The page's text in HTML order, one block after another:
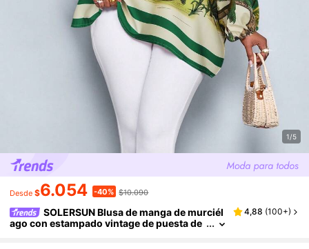
1/5
Desde $6.054 -40% $10.090
SOLERSUN Blusa de manga de murciél
ago con estampado vintage de puesta de
4,88 (100+)